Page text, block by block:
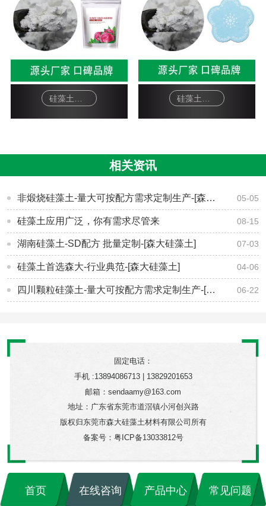
相关资讯
非煅烧硅藻土-量大可按配方需求定制生产-[森大硅藻土] 05-05
硅藻土应用广泛，你有需求尽管来 08-15
湖南硅藻土-SD配方 批量定制-[森大硅藻土] 07-03
硅藻土首选森大-行业典范-[森大硅藻土] 04-06
四川颗粒硅藻土-量大可按配方需求定制生产-[森大硅藻土] 06-22
固定电话：
手机 :13894086713 | 13829201653
邮箱：sendaamy@163.com
地址：广东省东莞市道滘镇小河创兴路
版权归东莞市森大硅藻土材料有限公司所有
备案号： 粤ICP备13033812号
首页 在线咨询 产品中心 常见问题